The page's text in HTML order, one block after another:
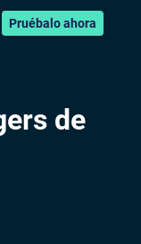
Pruébalo ahora
de